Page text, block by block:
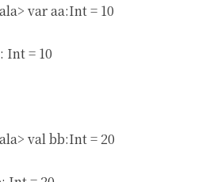
var aa:Int = 10
Int = 10
val bb:Int = 20